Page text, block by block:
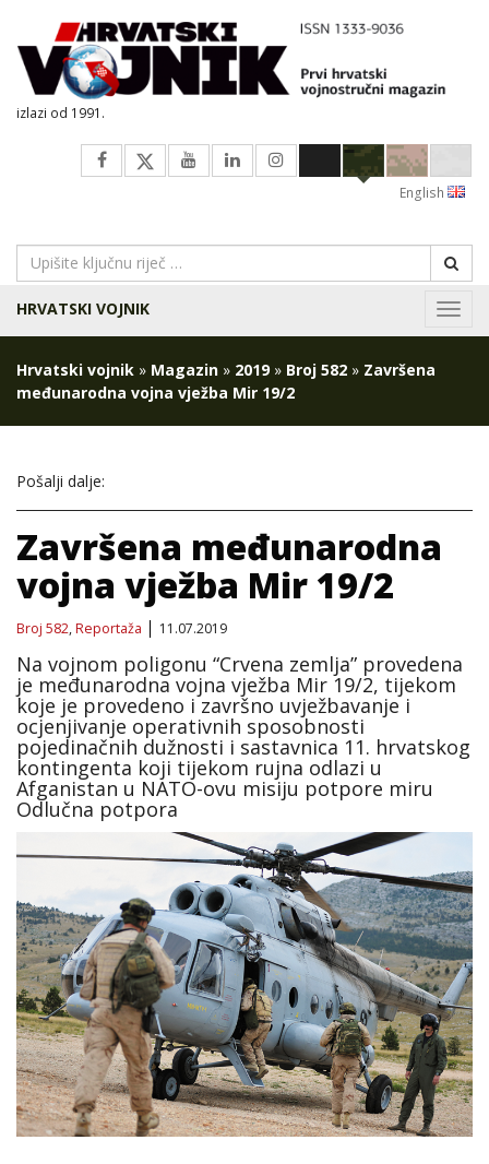
izlazi od 1991.
English
HRVATSKI VOJNIK
Hrvatski vojnik » Magazin » 2019» Broj 582 » Završena
međunarodna vojna vježba Mir 19/2
Pošalji dalje:
Završena međunarodna
vojna vježba Mir 19/2
Broj 582,Reportaža 11.07.2019
Na vojnom poligonu “Crvena zemlja” provedena
je međunarodna vojna vježba Mir 19/2, tijekom
koje je provedeno i završno uvježbavanje i
ocjenjivanje operativnih sposobnosti
pojedinačnih dužnosti i sastavnica 11. hrvatskog
kontingenta koji tijekom rujna odlazi u
Afganistan u NATO-ovu misiju potpore miru
Odlučna potpora